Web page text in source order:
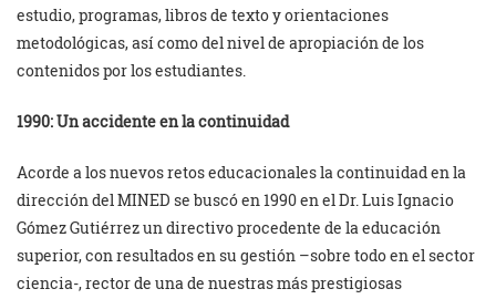
estudio, programas, libros de texto y orientaciones
metodológicas, así como del nivel de apropiación de los
contenidos por los estudiantes.
1990: Un accidente en la continuidad
Acorde a los nuevos retos educacionales la continuidad en la
dirección del MINED se buscó en 1990 en el Dr. Luis Ignacio
Gómez Gutiérrez un directivo procedente de la educación
superior, con resultados en su gestión –sobre todo en el sector
ciencia-, rector de una de nuestras más prestigiosas